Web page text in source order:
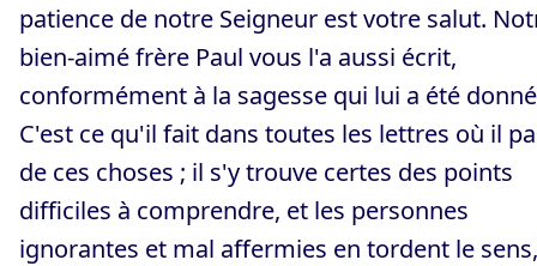
patience de notre Seigneur est votre salut.
bien-aimé frère Paul vous l'a aussi écrit,
conformément à la sagesse qui lui a été
C'est ce qu'il fait dans toutes les lettres où il
de ces choses ; il s'y trouve certes des points
difficiles à comprendre, et les personnes
ignorantes et mal affermies en tordent le sens,